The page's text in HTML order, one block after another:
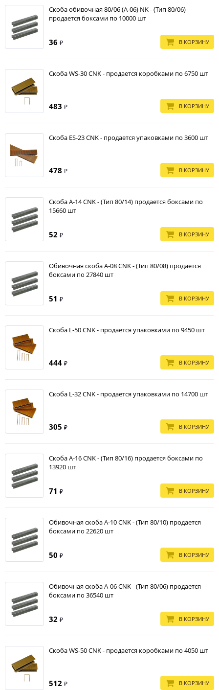
Скоба обивочная 80/06 (А-06) NK - (Тип 80/06)
продается боксами по 10000 шт
36 ₽ В КОРЗИНУ
Скоба WS-30 CNK - продается коробками по 6750 шт
483 ₽ В КОРЗИНУ
Скоба ES-23 CNK - продается упаковками по 3600 шт
478 ₽ В КОРЗИНУ
Скоба A-14 CNK - (Тип 80/14) продается боксами по
15660 шт
52 ₽ В КОРЗИНУ
Обивочная скоба A-08 CNK - (Тип 80/08) продается
боксами по 27840 шт
51 ₽ В КОРЗИНУ
Скоба L-50 CNK - продается упаковками по 9450 шт
444 ₽ В КОРЗИНУ
Скоба L-32 CNK - продается упаковками по 14700 шт
305 ₽ В КОРЗИНУ
Скоба A-16 CNK - (Тип 80/16) продается боксами по
13920 шт
71 ₽ В КОРЗИНУ
Обивочная скоба A-10 CNK - (Тип 80/10) продается
боксами по 22620 шт
50 ₽ В КОРЗИНУ
Обивочная скоба A-06 CNK - (Тип 80/06) продается
боксами по 36540 шт
32 ₽ В КОРЗИНУ
Скоба WS-50 CNK - продается коробками по 4050 шт
512 ₽ В КОРЗИНУ